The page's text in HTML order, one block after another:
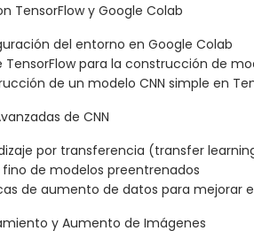
TensorFlow y Google Colab
del entorno en Google Colab
TensorFlow para la construcción de
de un modelo CNN simple en
de CNN
por transferencia (transfer
fino de modelos preentrenados
de aumento de datos para mejorar
y Aumento de Imágenes